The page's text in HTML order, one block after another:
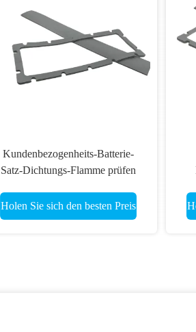
Kundenbezogenheits-Batterie-
Satz-Dichtungs-Flamme prüfen
Holen Sie sich den besten Preis